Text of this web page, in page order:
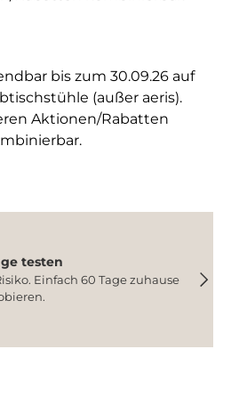
bis zum 30.09.26 auf
(außer aeris).
Aktionen/Rabatten
testen
Einfach 60 Tage zuhause